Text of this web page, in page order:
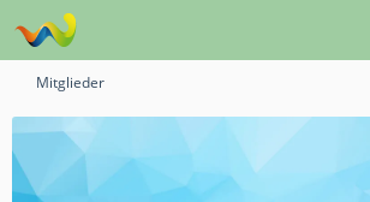
Mitglieder